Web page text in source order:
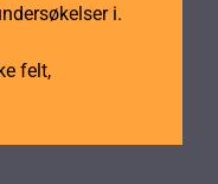
i.
felt,